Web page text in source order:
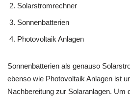
Solarstromrechner
Sonnenbatterien
Photovoltaik Anlagen
Sonnenbatterien als genauso
ebenso wie Photovoltaik Anlagen ist
Nachbereitung zur Solaranlagen. Um